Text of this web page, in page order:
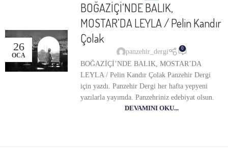
26
OCA
BOĞAZİÇİ’NDE BALIK,
MOSTAR’DA LEYLA / Pelin Kandır
Çolak
panzehir_dergi 0
BOĞAZİÇİ’NDE BALIK, MOSTAR’DA
LEYLA / Pelin Kandır Çolak Panzehir Dergi
için yazdı. Panzehir Dergi her hafta yepyeni
yazılarla yayımda. Panzehriniz edebiyat olsun.
DEVAMINI OKU...